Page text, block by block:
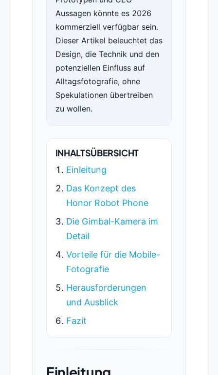
Aussagen könnte es 2026
kommerziell verfügbar sein.
Dieser Artikel beleuchtet das
Design, die Technik und den
potenziellen Einfluss auf
Alltagsfotografie, ohne
Spekulationen übertreiben
zu wollen.
INHALTSÜBERSICHT
Einleitung
Das Konzept des
Honor Robot Phone
Die Gimbal-Kamera im
Detail
Vorteile für die Mobile-
Fotografie
Herausforderungen
und Ausblick
Fazit